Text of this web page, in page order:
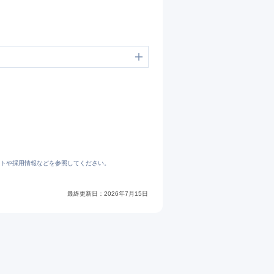
や採用情報などを参照してください。
最終更新日： 2026年7月15日